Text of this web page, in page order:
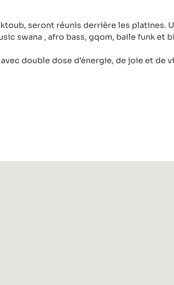
seront réunis derrière les platines.
swana , afro bass, gqom, baile funk et
double dose d’énergie, de joie et de